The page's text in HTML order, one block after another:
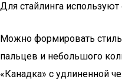
Для стайлинга
Можно формировать
пальцев и небольшого
«Канадка» с удлиненной